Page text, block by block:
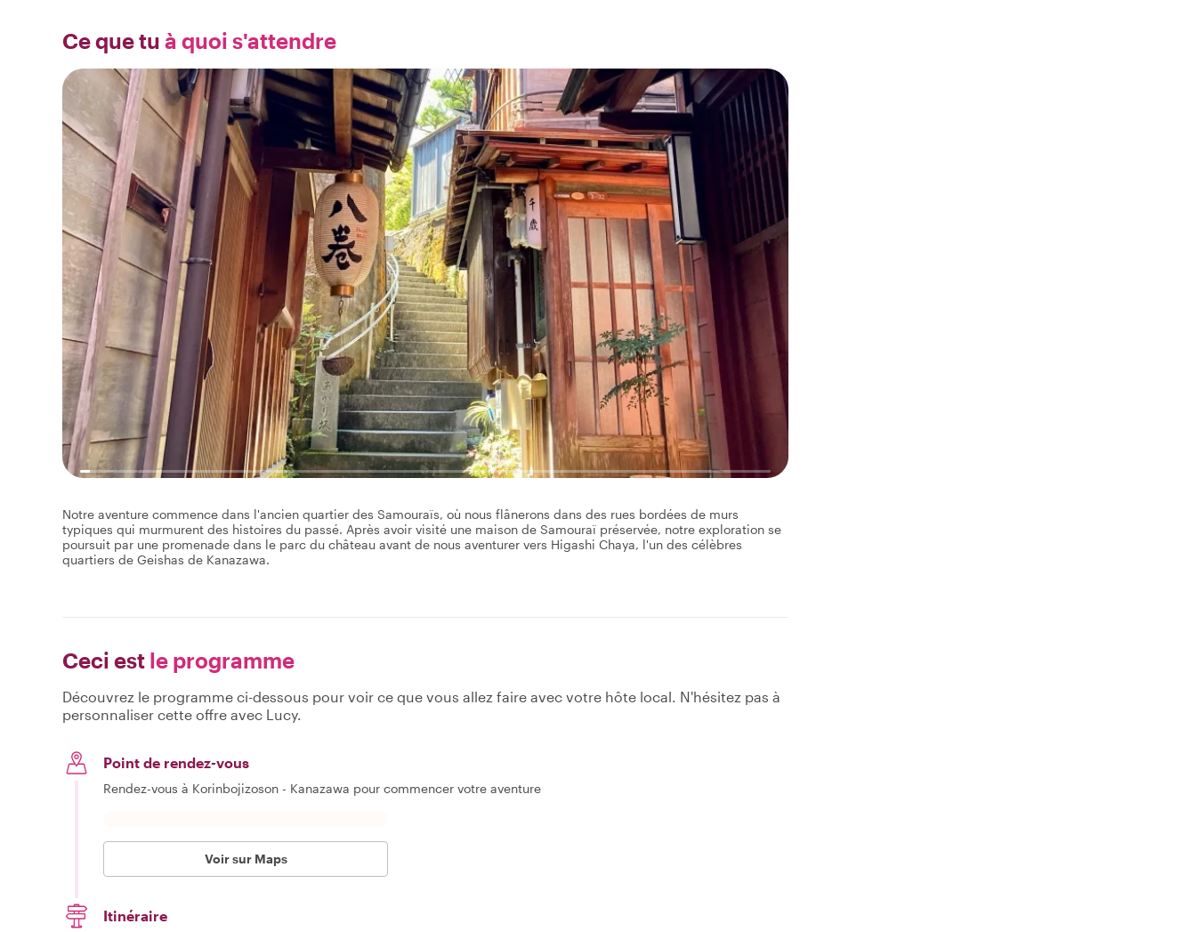
Ce que tu à quoi s'attendre
Notre aventure commence dans l'ancien quartier des Samouraïs, où nous flânerons dans des rues bordées de murs
typiques qui murmurent des histoires du passé. Après avoir visité une maison de Samouraï préservée, notre exploration se
poursuit par une promenade dans le parc du château avant de nous aventurer vers Higashi Chaya, l'un des célèbres
quartiers de Geishas de Kanazawa.
Ceci est le programme
Découvrez le programme ci-dessous pour voir ce que vous allez faire avec votre hôte local. N'hésitez pas à
personnaliser cette offre avec Lucy.
Point de rendez-vous
Rendez-vous à Korinbojizoson - Kanazawa pour commencer votre aventure
Voir sur Maps
Itinéraire